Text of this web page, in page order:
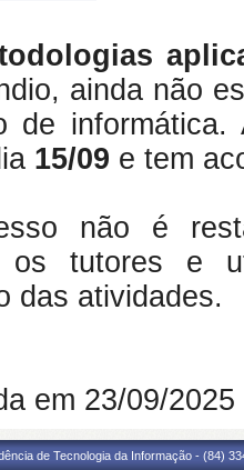
ainda não
de
15/09 e tem
não é
os tutores e
das atividades.
em 23/09/
de Tecnologia da Informação - (84)